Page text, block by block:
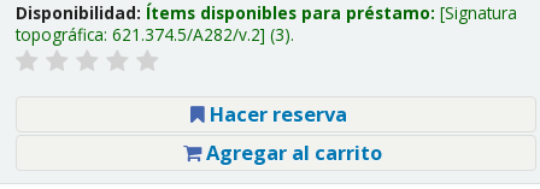
Disponibilidad: Ítems disponibles para préstamo: Signatura
topográfica: 621.374.5/A282/v.2 (3).
Hacer reserva
Agregar al carrito